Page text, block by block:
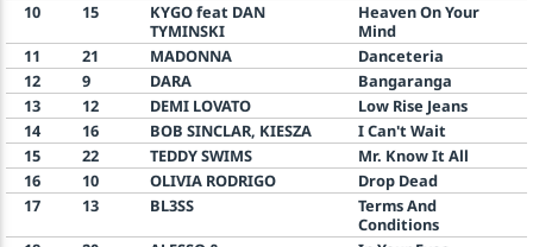
10 15
KYGO feat DAN
TYMINSKI
Heaven On Your
Mind
11
21 MADONNA
Danceteria
12
9 DARA
Bangaranga
13
12 DEMI LOVATO
Low Rise Jeans
14
16 BOB SINCLAR, KIESZA
I Can't Wait
15
22 TEDDY SWIMS
Mr. Know It All
16
10 OLIVIA RODRIGO
Drop Dead
17
13 BL3SS
Terms And
Conditions